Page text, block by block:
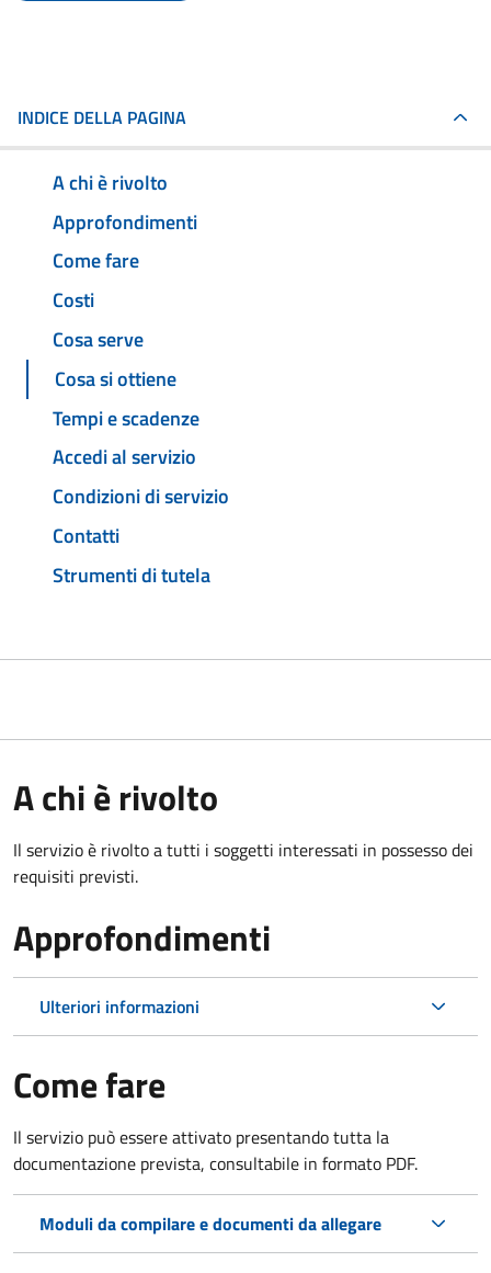
INDICE DELLA PAGINA
A chi è rivolto
Approfondimenti
Come fare
Costi
Cosa serve
Cosa si ottiene
Tempi e scadenze
Accedi al servizio
Condizioni di servizio
Contatti
Strumenti di tutela
A chi è rivolto
Il servizio è rivolto a tutti i soggetti interessati in possesso dei
requisiti previsti.
Approfondimenti
Ulteriori informazioni
Come fare
Il servizio può essere attivato presentando tutta la
documentazione prevista, consultabile in formato PDF.
Moduli da compilare e documenti da allegare